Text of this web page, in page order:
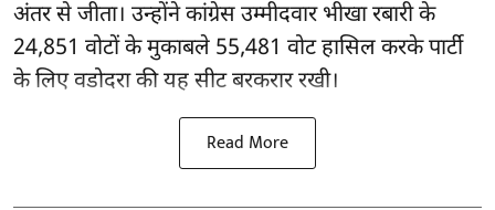
अंतर से जीता। उन्होंने कांग्रेस उम्मीदवार भीखा रबारी के
24,851 वोटों के मुकाबले 55,481 वोट हासिल करके पार्टी
के लिए वडोदरा की यह सीट बरकरार रखी।
Read More